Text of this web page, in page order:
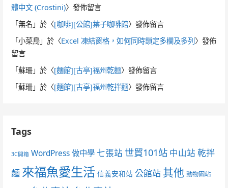
體中文 (Crostini)〉發佈留言
「無名 」於〈[咖啡][公館]葉子咖啡館〉發佈留言
「小菜鳥 」於〈Excel 凍結窗格，如何同時鎖定多欄及多列〉發佈
留言
「蘇珊 」於〈[麵館][古亭]福州乾麵〉發佈留言
「蘇珊 」於〈[麵館][古亭]福州乾拌麵〉發佈留言
Tags
3C開箱 WordPress 做中學 七張站 世貿101站 中山站 乾拌
麵 來福魚愛生活 信義安和站 公館站 其他 動物園站